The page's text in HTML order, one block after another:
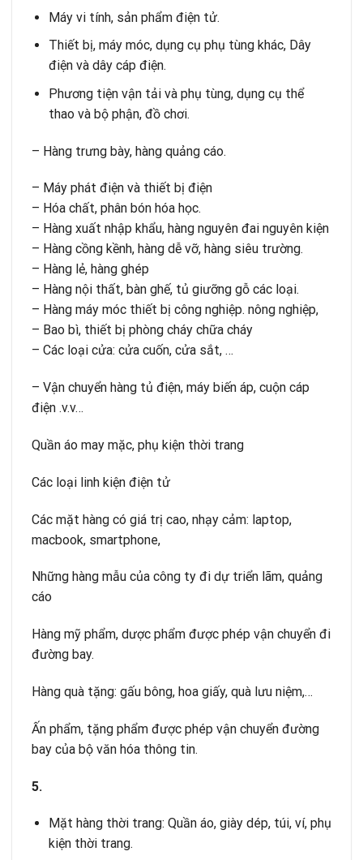
Máy vi tính, sản phẩm điện tử.
Thiết bị, máy móc, dụng cụ phụ tùng khác, Dây
điện và dây cáp điện.
Phương tiện vận tải và phụ tùng, dụng cụ thể
thao và bộ phận, đồ chơi.
– Hàng trưng bày, hàng quảng cáo.
– Máy phát điện và thiết bị điện
– Hóa chất, phân bón hóa học.
– Hàng xuất nhập khẩu, hàng nguyên đai nguyên kiện
– Hàng cồng kềnh, hàng dễ vỡ, hàng siêu trường.
– Hàng lẻ, hàng ghép
– Hàng nội thất, bàn ghế, tủ giưỡng gỗ các loại.
– Hàng máy móc thiết bị công nghiệp. nông nghiệp,
– Bao bì, thiết bị phòng cháy chữa cháy
– Các loại cửa: cửa cuốn, cửa sắt, …
– Vận chuyển hàng tủ điện, máy biến áp, cuộn cáp
điện .v.v…
Quần áo may mặc, phụ kiện thời trang
Các loại linh kiện điện tử
Các mặt hàng có giá trị cao, nhạy cảm: laptop,
macbook, smartphone,
Những hàng mẫu của công ty đi dự triển lãm, quảng
cáo
Hàng mỹ phẩm, dược phẩm được phép vận chuyển đi
đường bay.
Hàng quà tặng: gấu bông, hoa giấy, quà lưu niệm,…
Ấn phẩm, tặng phẩm được phép vận chuyển đường
bay của bộ văn hóa thông tin.
5.
Mặt hàng thời trang: Quần áo, giày dép, túi, ví, phụ
kiện thời trang.